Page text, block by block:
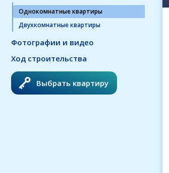
Однокомнатные квартиры
Двухкомнатные квартиры
Фотографии и видео
Ход строительства
Выбрать квартиру